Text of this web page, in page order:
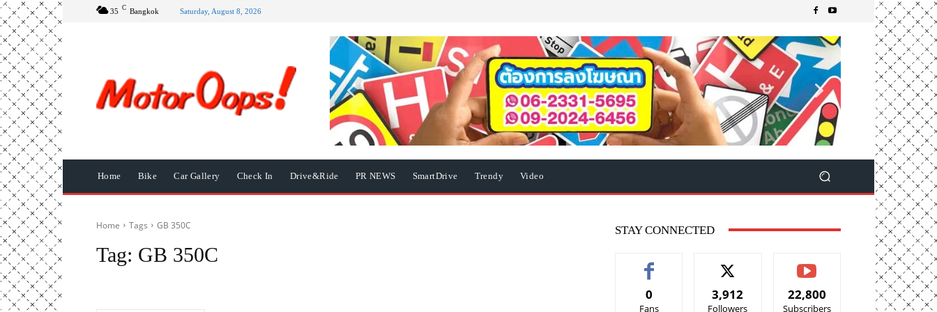
35 C Bangkok Saturday, August 8, 2026
Home Bike Car Gallery Check In Drive&Ride PR NEWS SmartDrive Trendy Video
Home Tags GB 350C
Tag: GB 350C
STAY CONNECTED
0
Fans
3,912
Followers
22,800
Subscribers